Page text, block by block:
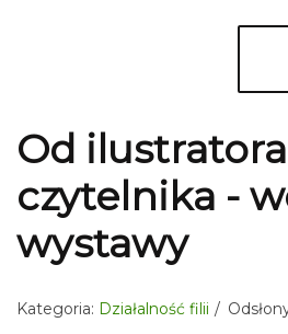
Od
czytelnika -
wystawy
Kategoria: Działalność filii